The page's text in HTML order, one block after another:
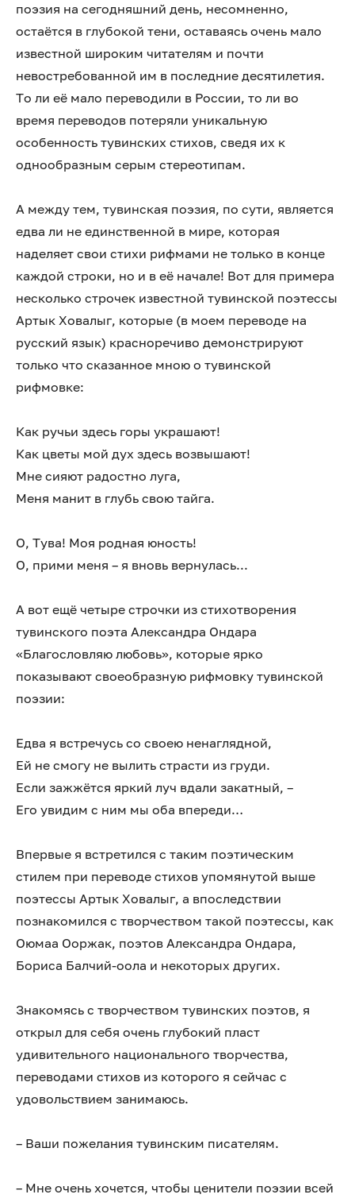
поэзия на сегодняшний день, несомненно,
остаётся в глубокой тени, оставаясь очень мало
известной широким читателям и почти
невостребованной им в последние десятилетия.
То ли её мало переводили в России, то ли во
время переводов потеряли уникальную
особенность тувинских стихов, сведя их к
однообразным серым стереотипам.
А между тем, тувинская поэзия, по сути, является
едва ли не единственной в мире, которая
наделяет свои стихи рифмами не только в конце
каждой строки, но и в её начале! Вот для примера
несколько строчек известной тувинской поэтессы
Артык Ховалыг, которые (в моем переводе на
русский язык) красноречиво демонстрируют
только что сказанное мною о тувинской
рифмовке:
Как ручьи здесь горы украшают!
Как цветы мой дух здесь возвышают!
Мне сияют радостно луга,
Меня манит в глубь свою тайга.
О, Тува! Моя родная юность!
О, прими меня – я вновь вернулась...
А вот ещё четыре строчки из стихотворения
тувинского поэта Александра Ондара
«Благословляю любовь», которые ярко
показывают своеобразную рифмовку тувинской
поэзии:
Едва я встречусь со своею ненаглядной,
Ей не смогу не вылить страсти из груди.
Если зажжётся яркий луч вдали закатный, –
Его увидим с ним мы оба впереди…
Впервые я встретился с таким поэтическим
стилем при переводе стихов упомянутой выше
поэтессы Артык Ховалыг, а впоследствии
познакомился с творчеством такой поэтессы, как
Оюмаа Ооржак, поэтов Александра Ондара,
Бориса Балчий-оола и некоторых других.
Знакомясь с творчеством тувинских поэтов, я
открыл для себя очень глубокий пласт
удивительного национального творчества,
переводами стихов из которого я сейчас с
удовольствием занимаюсь.
– Ваши пожелания тувинским писателям.
– Мне очень хочется, чтобы ценители поэзии всей